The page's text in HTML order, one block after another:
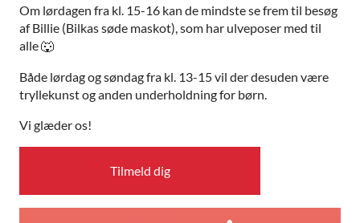
Om lørdagen fra kl. 15-16 kan de mindste se frem til besøg
af Billie (Bilkas søde maskot), som har ulveposer med til
alle🐺
Både lørdag og søndag fra kl. 13-15 vil der desuden være
tryllekunst og anden underholdning for børn.
Vi glæder os!
Tilmeld dig